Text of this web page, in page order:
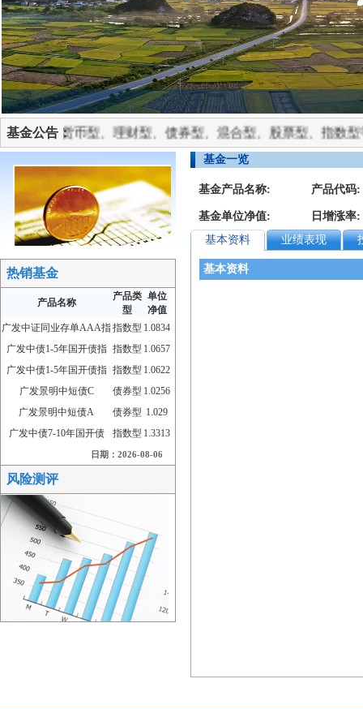
基金公告：
括货币型、理财型、债券型、混合型、股票型、指数型等
热销基金
产品名称
产品类
型
单位
净值
广发中证同业存单AAA指指数型 1.0834
广发中债1-5年国开债指 指数型 1.0657
广发中债1-5年国开债指 指数型 1.0622
广发景明中短债C
债券型 1.0256
广发景明中短债A
债券型 1.029
广发中债7-10年国开债
指数型 1.3313
日期：2026-08-06
风险测评
基金一览
基金产品名称: 产品代码:
基金单位净值:
日增涨率:
基本资料
业绩表现
基本资料